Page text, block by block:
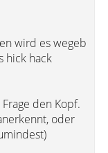
wird es wegeb
hick hack
den Kopf.
oder